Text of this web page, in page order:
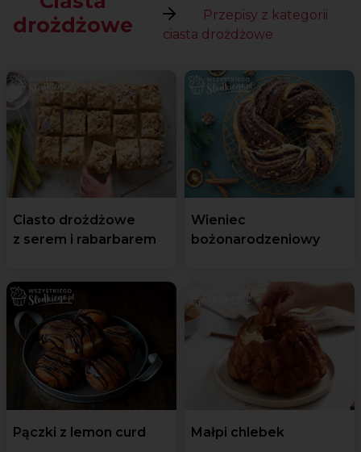
drożdżowe
Przepisy z kategorii
ciasta drożdżowe
Ciasto drożdżowe
z serem i rabarbarem
Wieniec
bożonarodzeniowy
Pączki z lemon curd Małpi chlebek